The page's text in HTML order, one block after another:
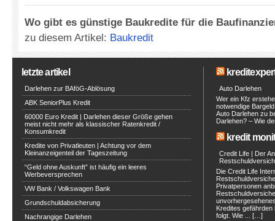
Wo gibt es günstige Baukredite für die
zu diesem Artikel: Baukredit
letzte artikel
Darlehen zur BAföG-Ablösung
ABK SeniorPlus Kredit
60000 Euro Kredit | Darlehen dieser Größe gehen
meist nicht mehr als klassischer Ratenkredit /
Konsumkredit
Kredite von Privatleuten | Achtung vor dem
Kleinanzeigenteil der Tageszeitung
“Geld ohne Auskunft” ist häufig ein leeres
Werbeversprechen
VW Bank / Volkswagen Bank
Grundschuldabsicherung
Nachrangige Darlehen
Auto Darlehen
Wer ein Kfz
notwendige
Auto Darlehen zu
Darlehen? – Wie
kredit
Credit Life | Der
Die Credit Life
Privatpersonen
Kredites gefährden
folgt. Wie ... […]